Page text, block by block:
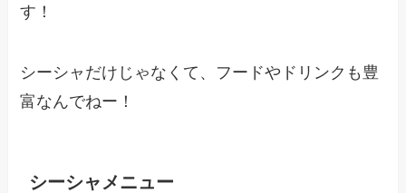
す！
シーシャだけじゃなくて、フードやドリンクも豊
富なんでねー！
シーシャメニュー